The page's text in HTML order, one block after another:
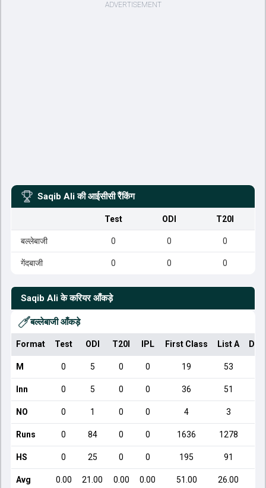
Saqib Ali की आईसीसी रैंकिंग
Test ODI T20I
बल्लेबाजी 0 0 0
गेंदबाजी 0 0 0
Saqib Ali के करियर आँकड़े
बल्लेबाजी आँकड़े
Format Test ODI T20I IPL First Class List A
M 0 5 0 0 19 53
Inn 0 5 0 0 36 51
NO 0 1 0 0 4 3
Runs 0 84 0 0 1636 1278
HS 0 25 0 0 195 91
Avg 0.00 21.00 0.00 0.00 51.00 26.00